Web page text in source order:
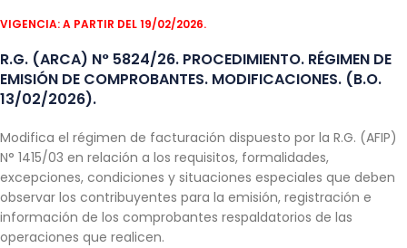
VIGENCIA: A PARTIR DEL 19/02/2026.
R.G. (ARCA) N° 5824/26. PROCEDIMIENTO. RÉGIMEN DE
EMISIÓN DE COMPROBANTES. MODIFICACIONES. (B.O.
13/02/2026).
Modifica el régimen de facturación dispuesto por la R.G. (AFIP)
N° 1415/03 en relación a los requisitos, formalidades,
excepciones, condiciones y situaciones especiales que deben
observar los contribuyentes para la emisión, registración e
información de los comprobantes respaldatorios de las
operaciones que realicen.